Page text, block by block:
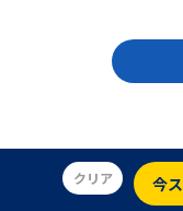
志望校・出願校を
クリア 今